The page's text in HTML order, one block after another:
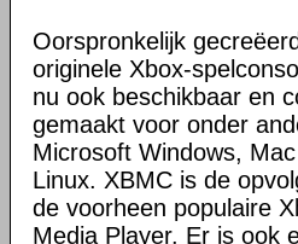
Oorspronkelijk
originele Xbox-
nu ook beschikbaar en
gemaakt voor onder
Microsoft Windows,
Linux. XBMC is de
de voorheen populaire
Media Player. Er is ook